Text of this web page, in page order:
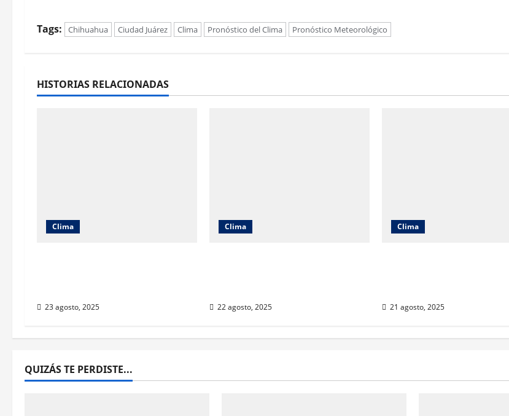
Tags: Chihuahua Ciudad Juárez Clima Pronóstico del Clima Pronóstico Meteorológico
HISTORIAS RELACIONADAS
Clima
23 agosto, 2025
Clima
22 agosto, 2025
Clima
21 agosto, 2025
QUIZÁS TE PERDISTE...